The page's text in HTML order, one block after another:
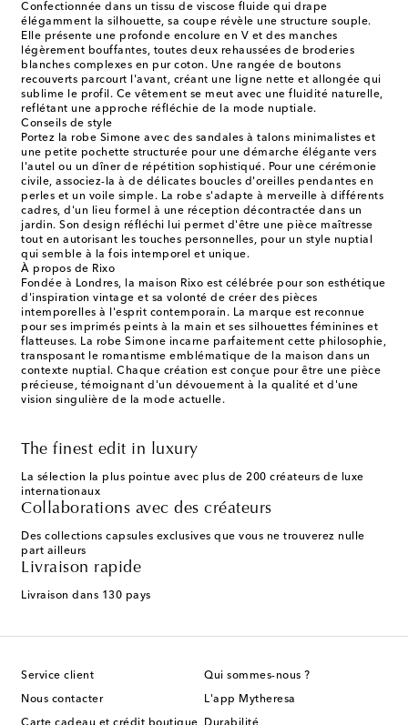
Confectionnée dans un tissu de viscose fluide qui drape
élégamment la silhouette, sa coupe révèle une structure souple.
Elle présente une profonde encolure en V et des manches
légèrement bouffantes, toutes deux rehaussées de broderies
blanches complexes en pur coton. Une rangée de boutons
recouverts parcourt l'avant, créant une ligne nette et allongée qui
sublime le profil. Ce vêtement se meut avec une fluidité naturelle,
reflétant une approche réfléchie de la mode nuptiale.
Conseils de style
Portez la robe Simone avec des sandales à talons minimalistes et
une petite pochette structurée pour une démarche élégante vers
l'autel ou un dîner de répétition sophistiqué. Pour une cérémonie
civile, associez-la à de délicates boucles d'oreilles pendantes en
perles et un voile simple. La robe s'adapte à merveille à différents
cadres, d'un lieu formel à une réception décontractée dans un
jardin. Son design réfléchi lui permet d'être une pièce maîtresse
tout en autorisant les touches personnelles, pour un style nuptial
qui semble à la fois intemporel et unique.
À propos de Rixo
Fondée à Londres, la maison Rixo est célébrée pour son esthétique
d'inspiration vintage et sa volonté de créer des pièces
intemporelles à l'esprit contemporain. La marque est reconnue
pour ses imprimés peints à la main et ses silhouettes féminines et
flatteuses. La robe Simone incarne parfaitement cette philosophie,
transposant le romantisme emblématique de la maison dans un
contexte nuptial. Chaque création est conçue pour être une pièce
précieuse, témoignant d'un dévouement à la qualité et d'une
vision singulière de la mode actuelle.
The finest edit in luxury
La sélection la plus pointue avec plus de 200 créateurs de luxe
internationaux
Collaborations avec des créateurs
Des collections capsules exclusives que vous ne trouverez nulle
part ailleurs
Livraison rapide
Livraison dans 130 pays
Service client
Nous contacter
Carte cadeau et crédit boutique
Qui sommes-nous ?
L'app Mytheresa
Durabilité